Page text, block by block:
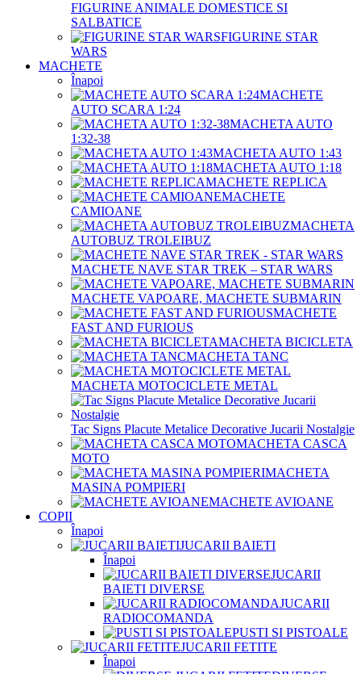
FIGURINE ANIMALE DOMESTICE SI
SALBATICE
FIGURINE STAR
WARS
MACHETE
Înapoi
MACHETE
AUTO SCARA 1:24
MACHETA AUTO
1:32-38
MACHETA AUTO 1:43
MACHETA AUTO 1:18
MACHETE REPLICA
MACHETE
CAMIOANE
MACHETA
AUTOBUZ TROLEIBUZ
MACHETE NAVE STAR TREK – STAR WARS
MACHETE VAPOARE, MACHETE SUBMARIN
MACHETE
FAST AND FURIOUS
MACHETA BICICLETA
MACHETA TANC
MACHETA MOTOCICLETE METAL
Tac Signs Placute Metalice Decorative Jucarii Nostalgie
MACHETA CASCA
MOTO
MACHETA
MASINA POMPIERI
MACHETE AVIOANE
COPII
Înapoi
JUCARII BAIETI
Înapoi
JUCARII
BAIETI DIVERSE
JUCARII
RADIOCOMANDA
PUSTI SI PISTOALE
JUCARII FETITE
Înapoi